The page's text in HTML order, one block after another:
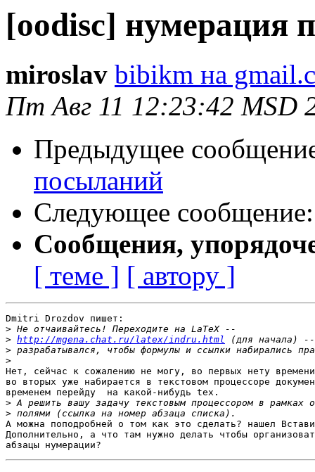
[oodisc] нумерация
miroslav bibikm на
Пт Авг 11 12:23:42 MSD
Предыдущее
посыланий
Следующее
Сообщения,
[ теме ] [ автору ]
Dmitri Drozdov пишет:
>
> http://mgena.chat.ru/latex/indru.html
>
>
Нет, сейчас к сожалению не могу, во первых нету
во вторых уже набирается в текстовом процессоре
временем перейду  на какой-нибудь tex.
>
>
А можна поподробней о том как это сделать? нашел
Дополнительно, а что там нужно делать чтобы